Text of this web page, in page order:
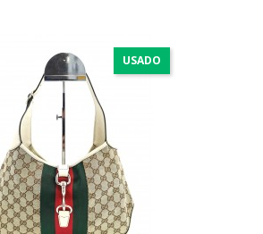
USADO